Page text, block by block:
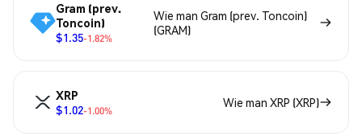
Gram (prev.
Toncoin)
$1.35-1.82%
Wie man Gram (prev. Toncoin)
(GRAM)
XRP
$1.02-1.00%
Wie man XRP (XRP)